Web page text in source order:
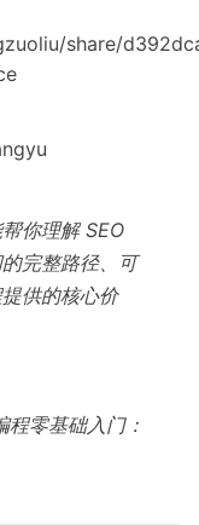
share/
你理解 SEO
完整路径、可
供的核心价
程零基础入门：